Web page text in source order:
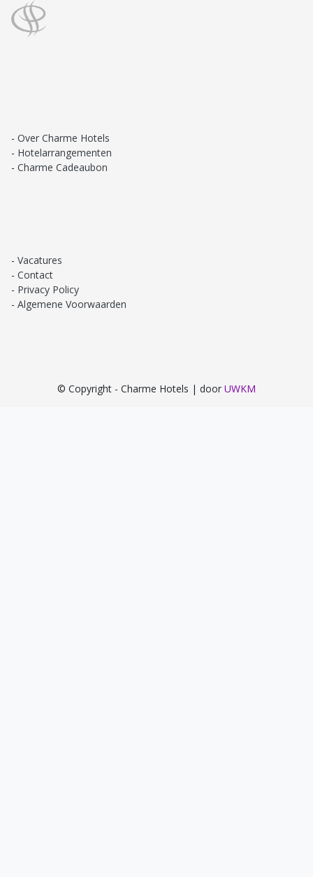
Over Charme Hotels
Hotelarrangementen
Charme Cadeaubon
Vacatures
Contact
Privacy Policy
Algemene Voorwaarden
© Copyright - Charme Hotels | door UWKM